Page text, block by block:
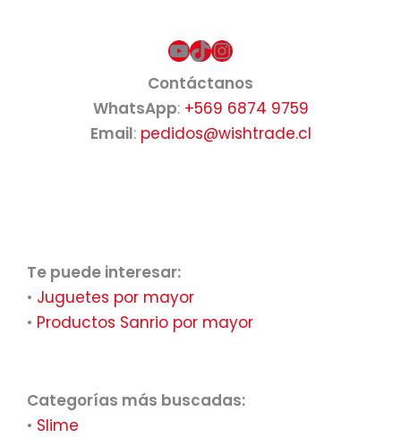
YouTube
TikTok
Instagram
Contáctanos
WhatsApp: +569 6874 9759
Email: pedidos@wishtrade.cl
Te puede interesar:
• Juguetes por mayor
• Productos Sanrio por mayor
Categorías más buscadas:
• Slime